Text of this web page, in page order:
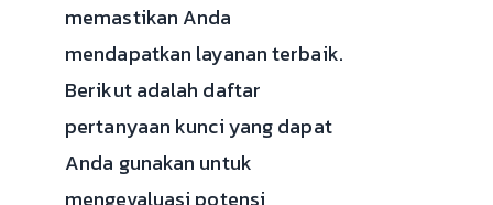
memastikan Anda
mendapatkan layanan terbaik.
Berikut adalah daftar
pertanyaan kunci yang dapat
Anda gunakan untuk
mengevaluasi potensi